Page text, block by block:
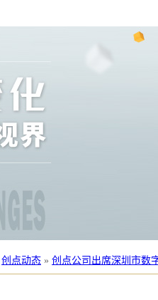
创点动态 » 创点公司出席深圳市数